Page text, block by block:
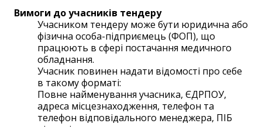
Вимоги до учасників тендеру
Учасником тендеру може бути юридична або
фізична особа-підприємець (ФОП), що
працюють в сфері постачання медичного
обладнання.
Учасник повинен надати відомості про себе
в такому форматі:
Повне найменування учасника, ЄДРПОУ,
адреса місцезнаходження, телефон та
телефон відповідального менеджера, ПІБ